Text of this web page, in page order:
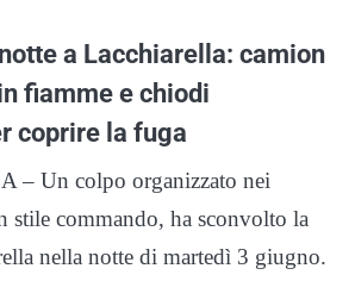
a Lacchiarella: camion
fiamme e chiodi
coprire la fuga
– Un colpo organizzato nei
stile commando, ha sconvolto la
nella notte di martedì 3 giugno.